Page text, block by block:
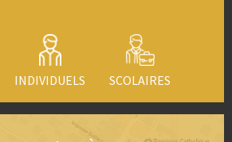
INDIVIDUELS SCOLAIRES